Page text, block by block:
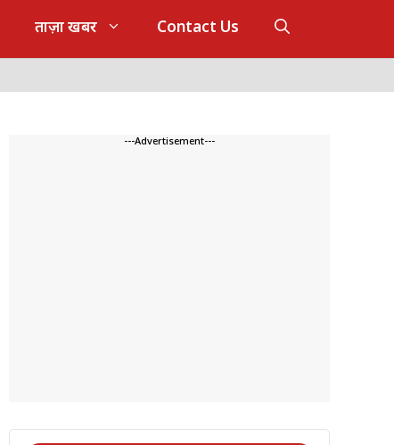
ताज़ा खबर Contact Us
---Advertisement---